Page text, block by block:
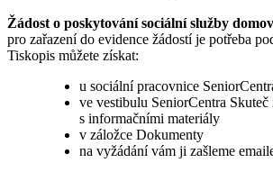
Žádost o poskytování sociální služby
pro zařazení do evidence žádostí je potřeba
Tiskopis můžete získat:
u sociální pracovnice
ve vestibulu SeniorCentra Skuteč
s informačními materiály
v záložce Dokumenty
na vyžádání vám ji zašleme